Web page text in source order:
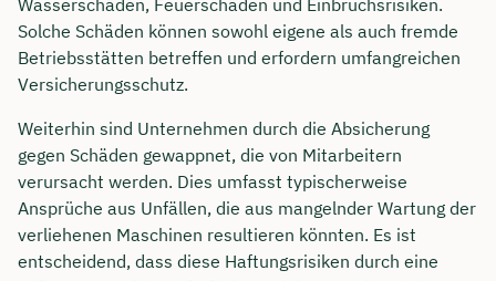
Solche Schäden können sowohl eigene als auch fremde
Betriebsstätten betreffen und erfordern umfangreichen
Versicherungsschutz.
Weiterhin sind Unternehmen durch die Absicherung
gegen Schäden gewappnet, die von Mitarbeitern
verursacht werden. Dies umfasst typischerweise
Ansprüche aus Unfällen, die aus mangelnder Wartung der
verliehenen Maschinen resultieren könnten. Es ist
entscheidend, dass diese Haftungsrisiken durch eine